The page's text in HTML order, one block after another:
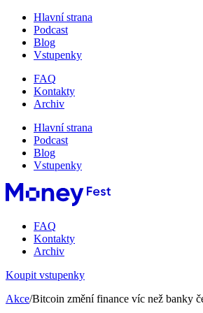
Hlavní strana
Podcast
Blog
Vstupenky
FAQ
Kontakty
Archiv
Hlavní strana
Podcast
Blog
Vstupenky
FAQ
Kontakty
Archiv
Koupit vstupenky
Akce/Bitcoin změní finance víc než banky